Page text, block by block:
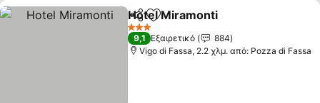
Κοινοποίηση
Προσθήκη στα αγαπημένα
Hotel Miramonti
3 Αστέρια
9,1 Εξαιρετικό
884
Vigo di Fassa, 2.2 χλμ. από: Pozza di Fassa